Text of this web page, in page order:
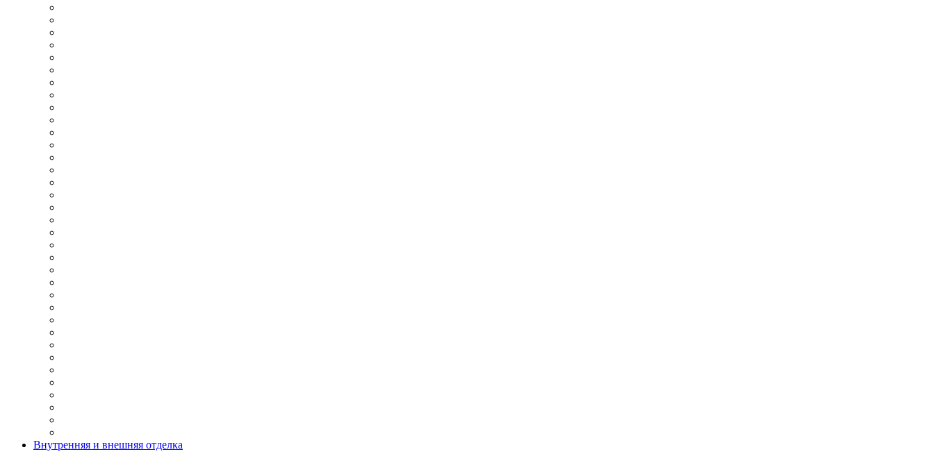
Внутренняя и внешняя отделка